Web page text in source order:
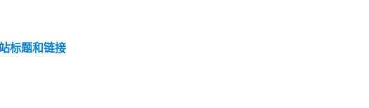
标题和链接